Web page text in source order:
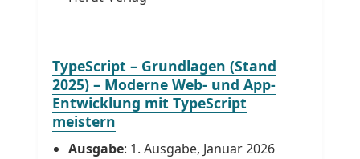
TypeScript – Grundlagen (Stand
2025) – Moderne Web- und App-
Entwicklung mit TypeScript
meistern
Ausgabe: 1. Ausgabe, Januar 2026